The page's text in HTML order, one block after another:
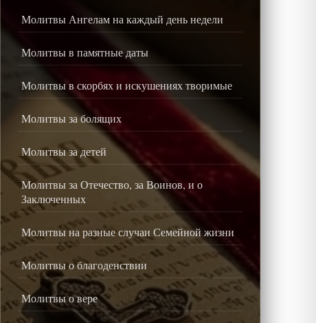
Молитвы Ангелам на каждый день недели
Молитвы в памятные даты
Молитвы в скорбях и искушениях творимые
Молитвы за болящих
Молитвы за детей
Молитвы за Отечество, за Воинов, и о
Заключенных
Молитвы на разные случаи Семейной жизни
Молитвы о благоденствии
Молитвы о вере